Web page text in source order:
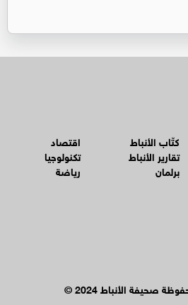
كتّاب الأنباط
تقارير الأنباط
برلمان
اقتصاد
تكنولوجيا
رياضة
صحيفة الأنباط 2024